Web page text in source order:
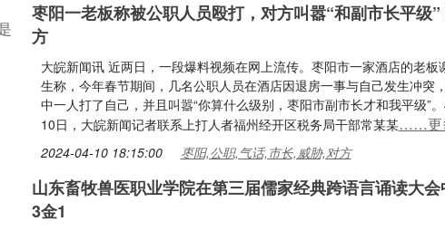
枣阳一老板称被公职人员殴打，对方叫嚣“和副市长平级”
方
大皖新闻讯 近两日，一段爆料视频在网上流传。枣阳市一家酒店的老板
生称，今年春节期间，几名公职人员在酒店因退房一事与自己发生冲突
中一人打了自己，并且叫嚣“你算什么级别，枣阳市副市长才和我平级”
10日，大皖新闻记者联系上打人者福州经开区税务局干部常某某……更
2024-04-10 18:15:00 枣阳,公职,气话,市长,威胁,对方
山东畜牧兽医职业学院在第三届儒家经典跨语言诵读大会
3金1